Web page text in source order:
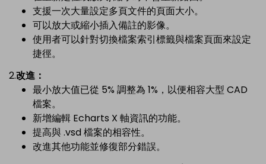
支援一次大量設定多頁文件的頁面大小。
可以放大或縮小插入備註的影像。
使用者可以針對切換檔案索引標籤與檔案頁面來設定
捷徑。
2.改進：
最小放大值已從 5% 調整為 1%，以便相容大型 CAD
檔案。
新增編輯 Echarts X 軸資訊的功能。
提高與 .vsd 檔案的相容性。
改進其他功能並修復部分錯誤。